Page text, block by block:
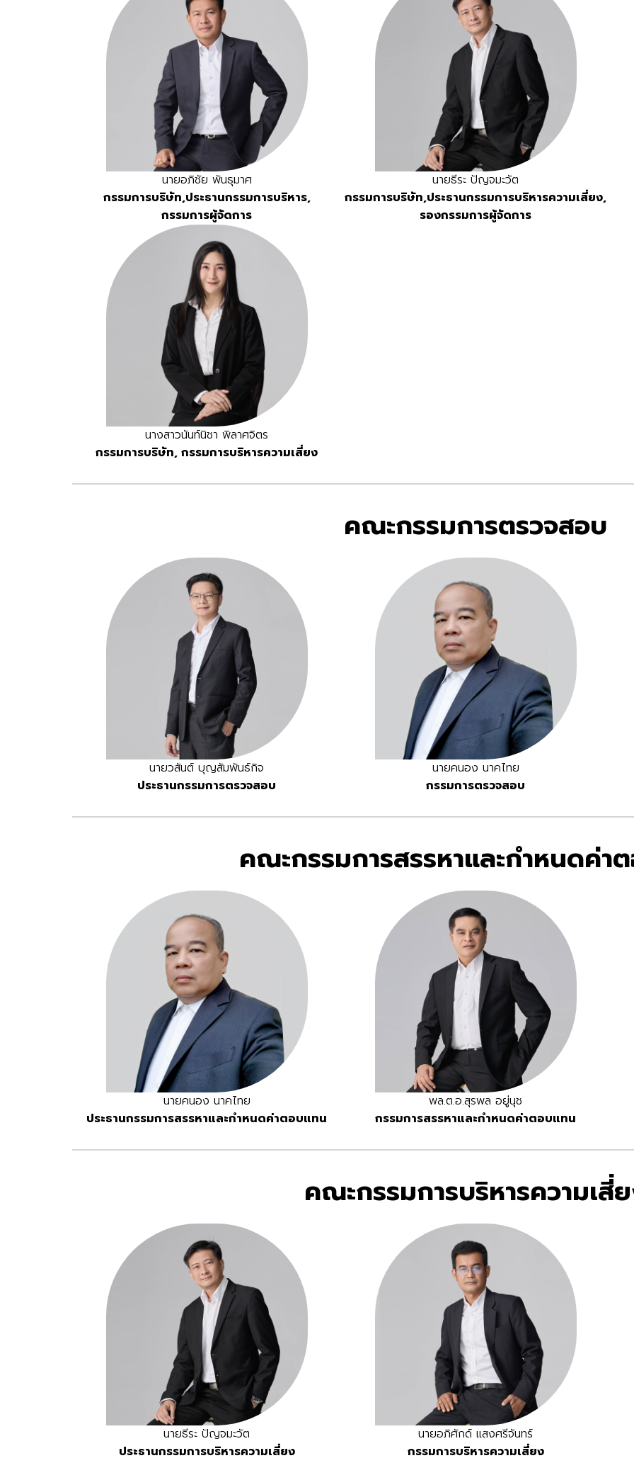
นายอภิชัย พันธุมาศ
กรรมการบริษัท,ประธานกรรมการบริหาร,
กรรมการผู้จัดการ
นายธีระ ปัญจมะวัต
กรรมการบริษัท,ประธานกรรมการบริหารความเสี่ยง,
รองกรรมการผู้จัดการ
นางสาวนันท์นิชา พิลาศจิตร
กรรมการบริษัท, กรรมการบริหารความเสี่ยง
คณะกรรมการตรวจสอบ
นายวสันต์ บุญสัมพันธ์กิจ
ประธานกรรมการตรวจสอบ
นายคนอง นาคไทย
กรรมการตรวจสอบ
คณะกรรมการสรรหาและกำหนดค่า
นายคนอง นาคไทย
ประธานกรรมการสรรหาและกำหนดค่าตอบแทน
พล.ต.อ.สุรพล อยู่นุช
กรรมการสรรหาและกำหนดค่าตอบแทน
คณะกรรมการบริหารความเสี่
นายธีระ ปัญจมะวัต
ประธานกรรมการบริหารความเสี่ยง
นายอภิศักด์ แสงศรีจันทร์
กรรมการบริหารความเสี่ยง